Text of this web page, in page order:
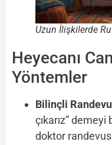
Uzun İlişkilerde
Heyecanı
Yöntemler
Bilinçli
çıkarız” demeyi
doktor